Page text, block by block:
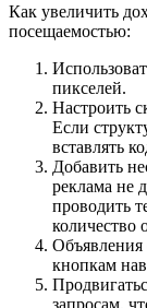
Как увеличить
посещаемостью:
пикселей.
Настроить
Если
вставлять
Добавить
реклама не
проводить
количество
Объявления
кнопкам
запросам,